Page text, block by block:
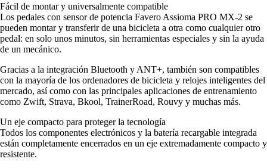
Fácil de montar y universalmente compatible
Los pedales con sensor de potencia Favero Assioma PRO MX-2 se
pueden montar y transferir de una bicicleta a otra como cualquier otro
pedal: en solo unos minutos, sin herramientas especiales y sin la ayuda
de un mecánico.
Gracias a la integración Bluetooth y ANT+, también son compatibles
con la mayoría de los ordenadores de bicicleta y relojes inteligentes del
mercado, así como con las principales aplicaciones de entrenamiento
como Zwift, Strava, Bkool, TrainerRoad, Rouvy y muchas más.
Un eje compacto para proteger la tecnología
Todos los componentes electrónicos y la batería recargable integrada
están completamente encerrados en un eje extremadamente compacto y
resistente.